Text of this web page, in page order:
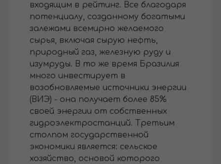
входящим в рейтинг. Все благодаря
потенциалу, созданному богатыми
залежами всемирно желаемого
сырья, включая сырую нефть,
природный газ, железную руду и
изумруды. В то же время Бразилия
много инвестирует в
возобновляемые источники энергии
(ВИЭ) - она ​​получает более 85%
своей энергии от собственных
гидроэлектростанций. Третьим
столпом государственной
экономики является: сельское
хозяйство, основой которого